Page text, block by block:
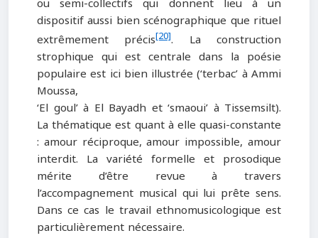
dispositif aussi bien scénographique que rituel
extrêmement précis[20]. La construction
strophique qui est centrale dans la poésie
populaire est ici bien illustrée (‘terbac’ à Ammi
Moussa,
‘El goul’ à El Bayadh et ‘smaoui’ à Tissemsilt).
La thématique est quant à elle quasi-constante
: amour réciproque, amour impossible, amour
interdit. La variété formelle et prosodique
mérite d’être revue à travers
l’accompagnement musical qui lui prête sens.
Dans ce cas le travail ethnomusicologique est
particulièrement nécessaire.